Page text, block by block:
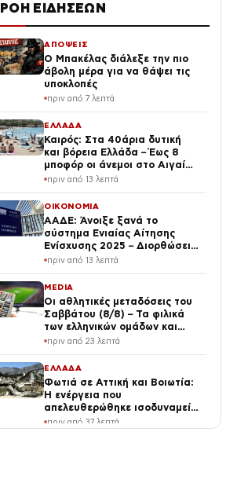
ΡΟΗ ΕΙΔΗΣΕΩΝ
ΑΠΟΨΕΙΣ
Ο Μπακέλας διάλεξε την πιο
άβολη μέρα για να θάψει τις
υποκλοπές
πριν από 7 λεπτά
ΕΛΛΑΔΑ
Καιρός: Στα 40άρια δυτική
και βόρεια Ελλάδα – Έως 8
μποφόρ οι άνεμοι στο Αιγαίο
μέχρι Δεκαπενταύγουστο
πριν από 13 λεπτά
ΟΙΚΟΝΟΜΙΑ
ΑΑΔΕ: Άνοιξε ξανά το
σύστημα Ενιαίας Αίτησης
Ενίσχυσης 2025 – Διορθώσεις
έως πότε μπορούν να γίνουν
πριν από 13 λεπτά
MEDIA
Οι αθλητικές μεταδόσεις του
Σαββάτου (8/8) – Τα φιλικά
των ελληνικών ομάδων και
MotoGP ξεχωρίζουν σήμερα
πριν από 23 λεπτά
ΕΛΛΑΔΑ
Φωτιά σε Αττική και Βοιωτία:
Η ενέργεια που
απελευθερώθηκε ισοδυναμεί
με 6 βόμβες Χιροσίμα – Πώς
κάηκε μέσα σε 2 βράδια το
πριν από 37 λεπτά